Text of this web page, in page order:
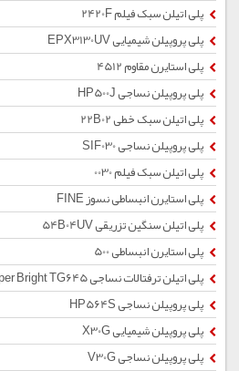
پلی اتیلن سبک فیلم 2420F
پلی پروپیلن شیمیایی EPX3130UV
پلی استایرن مقاوم 4512
پلی پروپیلن نساجی HP500J
پلی اتیلن سبک خطی 22B02
پلی پروپیلن نساجی SIF030
پلی اتیلن سبک فیلم 0030
پلی استایرن انبساطی نسوز FINE
پلی اتیلن سنگین تزریقی 54B04UV
پلی استایرن انبساطی 500
پلی اتیلن ترفتالات نساجی Super Bright TG645
پلی پروپیلن نساجی HP564S
پلی پروپیلن شیمیایی X30G
پلی پروپیلن نساجی V30G